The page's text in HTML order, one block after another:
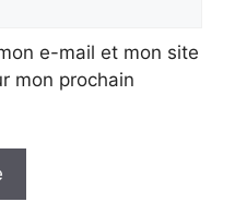
e-mail et mon site
mon prochain